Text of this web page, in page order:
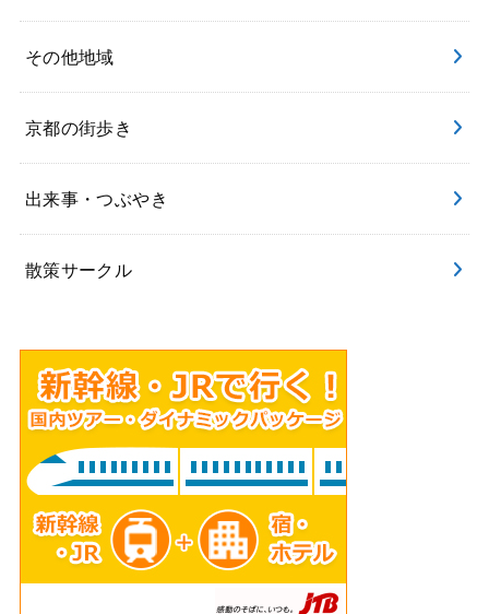
その他地域
京都の街歩き
出来事・つぶやき
散策サークル